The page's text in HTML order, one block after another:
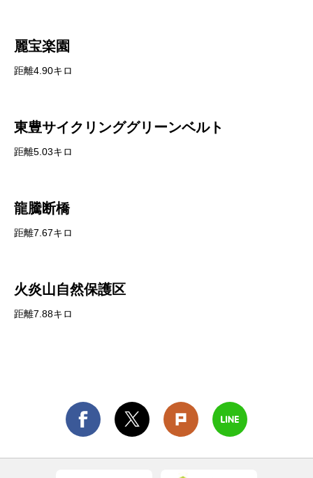
麗宝楽園
距離4.90キロ
東豊サイクリンググリーンベルト
距離5.03キロ
龍騰断橋
距離7.67キロ
火炎山自然保護区
距離7.88キロ